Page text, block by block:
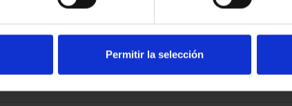
Permitir la selección